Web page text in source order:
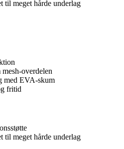
meget hårde underlag
overdelen
med EVA-skum
fritid
meget hårde underlag